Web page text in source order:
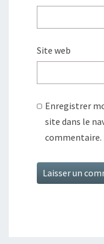
Site web
Enregistrer
site dans le
commentaire.